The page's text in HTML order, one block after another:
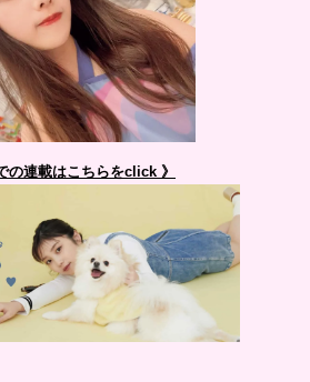
の連載はこちらをclick 》